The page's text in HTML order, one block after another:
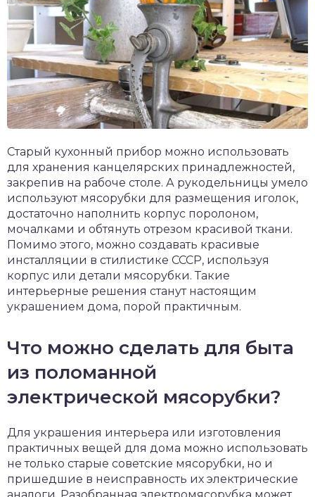
Старый кухонный прибор можно использовать
для хранения канцелярских принадлежностей,
закрепив на рабоче столе. А рукодельницы умело
используют мясорубки для размещения иголок,
достаточно наполнить корпус поролоном,
мочалками и обтянуть отрезом красивой ткани.
Помимо этого, можно создавать красивые
инсталляции в стилистике СССР, используя
корпус или детали мясорубки. Такие
интерьерные решения станут настоящим
украшением дома, порой практичным.
Что можно сделать для быта
из поломанной
электрической мясорубки?
Для украшения интерьера или изготовления
практичных вещей для дома можно использовать
не только старые советские мясорубки, но и
пришедшие в неисправность их электрические